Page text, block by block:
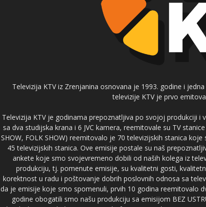
Televizija KTV iz Zrenjanina osnovana je 1993. godine i
televizije KTV je prvo
Televizija KTV je godinama prepoznatljiva po svojoj produkciji
sa dva studijska krana i 6 JVC kamera, reemitovale su TV
SHOW, FOLK SHOW) reemitovalo je 70 televizijskih stanica
45 televizijskih stanica. Ove emisije postale su naš
ankete koje smo svojevremeno dobili od naših kolega iz
produkciju, tj. pomenute emisije, su kvalitetni gosti,
korektnost u radu i poštovanje dobrih poslovnih odnosa sa
da je emisije koje smo spomenuli, prvih 10 godina reemitovalo
godine obogatili smo našu produkciju sa emisijom BEZ